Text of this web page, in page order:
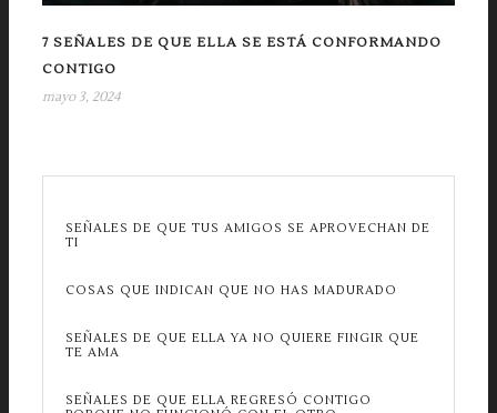
7 SEÑALES DE QUE ELLA SE ESTÁ CONFORMANDO
CONTIGO
mayo 3, 2024
SEÑALES DE QUE TUS AMIGOS SE APROVECHAN DE
TI
COSAS QUE INDICAN QUE NO HAS MADURADO
SEÑALES DE QUE ELLA YA NO QUIERE FINGIR QUE
TE AMA
SEÑALES DE QUE ELLA REGRESÓ CONTIGO